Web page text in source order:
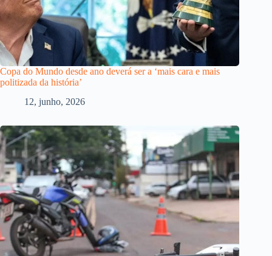
Copa do Mundo desde ano deverá ser a ‘mais cara e mais
politizada da história’
12, junho, 2026